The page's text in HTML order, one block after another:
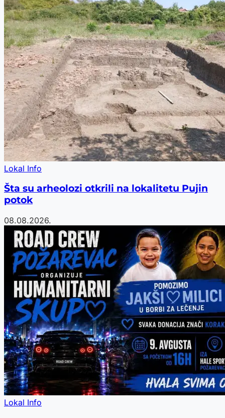
Lokal Info
Šta su arheolozi otkrili na lokalitetu Pujin
potok
08.08.2026.
Lokal Info